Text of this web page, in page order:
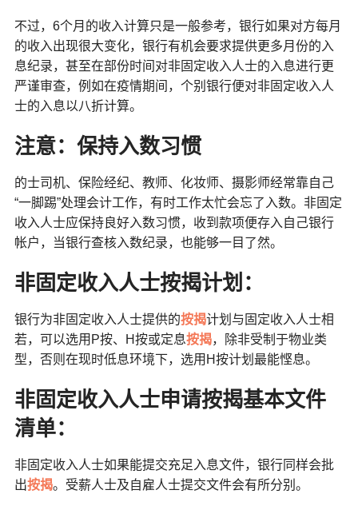
不过，6个月的收入计算只是一般参考，银行如果对方每月
的收入出现很大变化，银行有机会要求提供更多月份的入
息纪录，甚至在部份时间对非固定收入人士的入息进行更
严谨审查，例如在疫情期间，个别银行便对非固定收入人
士的入息以八折计算。
注意：保持入数习惯
的士司机、保险经纪、教师、化妆师、摄影师经常靠自己
“一脚踢”处理会计工作，有时工作太忙会忘了入数。非固定
收入人士应保持良好入数习惯，收到款项便存入自己银行
帐户，当银行查核入数纪录，也能够一目了然。
非固定收入人士按揭计划：
银行为非固定收入人士提供的按揭计划与固定收入人士相
若，可以选用P按、H按或定息按揭，除非受制于物业类
型，否则在现时低息环境下，选用H按计划最能悭息。
非固定收入人士申请按揭基本文件
清单：
非固定收入人士如果能提交充足入息文件，银行同样会批
出按揭。受薪人士及自雇人士提交文件会有所分别。